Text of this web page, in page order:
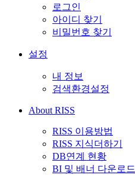
로그인
아이디 찾기
비밀번호 찾기
설정
내 정보
검색환경설정
About RISS
RISS 이용방법
RISS 지식더하기
DB연계 현황
BI 및 배너 다운로드